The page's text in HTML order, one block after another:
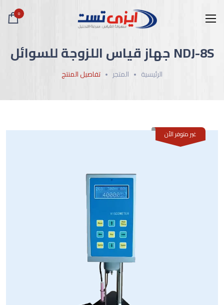
0
NDJ-8S جهاز قياس اللزوجة للسوائل
الرئيسية المتجر تفاصيل المنتج
غير متوفر الأن